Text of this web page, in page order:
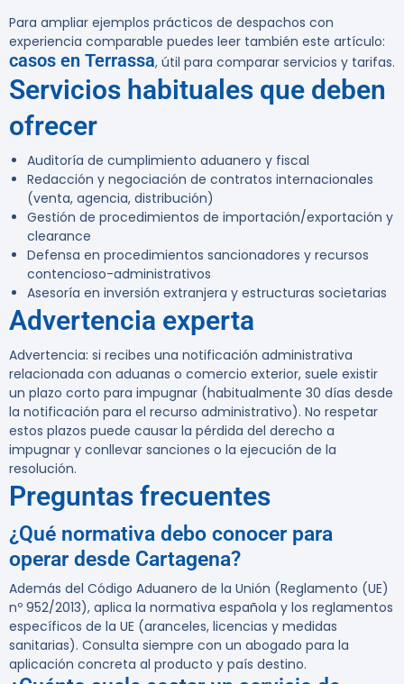
Para ampliar ejemplos prácticos de despachos con
experiencia comparable puedes leer también este artículo:
casos en Terrassa, útil para comparar servicios y tarifas.
Servicios habituales que deben
ofrecer
Auditoría de cumplimiento aduanero y fiscal
Redacción y negociación de contratos internacionales
(venta, agencia, distribución)
Gestión de procedimientos de importación/exportación y
clearance
Defensa en procedimientos sancionadores y recursos
contencioso-administrativos
Asesoría en inversión extranjera y estructuras societarias
Advertencia experta
Advertencia: si recibes una notificación administrativa
relacionada con aduanas o comercio exterior, suele existir
un plazo corto para impugnar (habitualmente 30 días desde
la notificación para el recurso administrativo). No respetar
estos plazos puede causar la pérdida del derecho a
impugnar y conllevar sanciones o la ejecución de la
resolución.
Preguntas frecuentes
¿Qué normativa debo conocer para
operar desde Cartagena?
Además del Código Aduanero de la Unión (Reglamento (UE)
nº 952/2013), aplica la normativa española y los reglamentos
específicos de la UE (aranceles, licencias y medidas
sanitarias). Consulta siempre con un abogado para la
aplicación concreta al producto y país destino.